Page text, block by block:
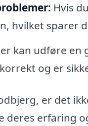
Hvis
hvilket sparer
kan udføre
og er
er det
deres erfaring